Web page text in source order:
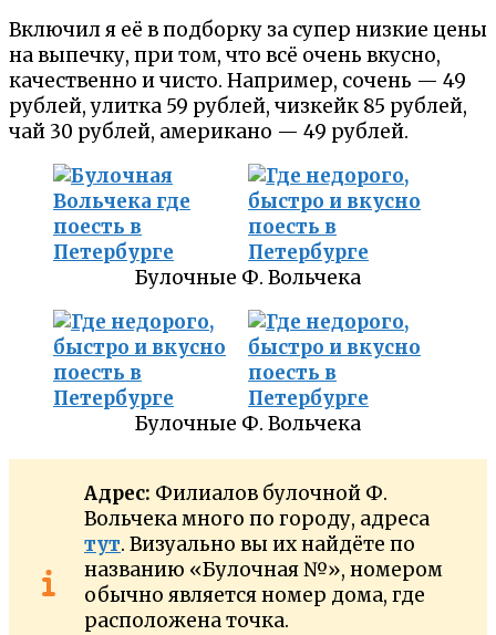
Включил я её в подборку за супер низкие цены
на выпечку, при том, что всё очень вкусно,
качественно и чисто. Например, сочень — 49
рублей, улитка 59 рублей, чизкейк 85 рублей,
чай 30 рублей, американо — 49 рублей.
Булочные Ф. Вольчека
Булочные Ф. Вольчека
Адрес: Филиалов булочной Ф.
Вольчека много по городу, адреса
тут. Визуально вы их найдёте по
названию «Булочная №», номером
обычно является номер дома, где
расположена точка.